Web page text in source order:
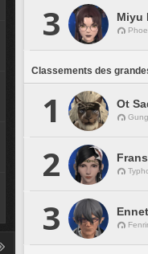
3 Miyu
Classements des
1 Ot
2
3